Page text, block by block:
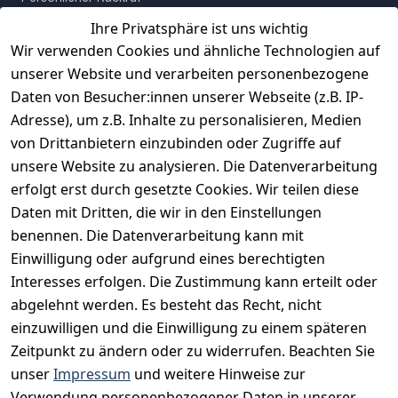
Ihre Privatsphäre ist uns wichtig
Wir verwenden Cookies und ähnliche Technologien auf
unserer Website und verarbeiten personenbezogene
Daten von Besucher:innen unserer Webseite (z.B. IP-
Adresse), um z.B. Inhalte zu personalisieren, Medien
von Drittanbietern einzubinden oder Zugriffe auf
unsere Website zu analysieren. Die Datenverarbeitung
erfolgt erst durch gesetzte Cookies. Wir teilen diese
Daten mit Dritten, die wir in den Einstellungen
benennen. Die Datenverarbeitung kann mit
Einwilligung oder aufgrund eines berechtigten
Interesses erfolgen. Die Zustimmung kann erteilt oder
abgelehnt werden. Es besteht das Recht, nicht
einzuwilligen und die Einwilligung zu einem späteren
Zeitpunkt zu ändern oder zu widerrufen. Beachten Sie
unserImpressum und weitere Hinweise zur
Erfahrungen
Vertrag widerrufen
INFORMATIONEN
Widerrufsrecht
Datenschutz
Unser Unternehmen
Charity & Wohltätigkeit
BESUCHE UNS